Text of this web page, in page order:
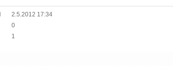
2.5.2012 17:34
0
1